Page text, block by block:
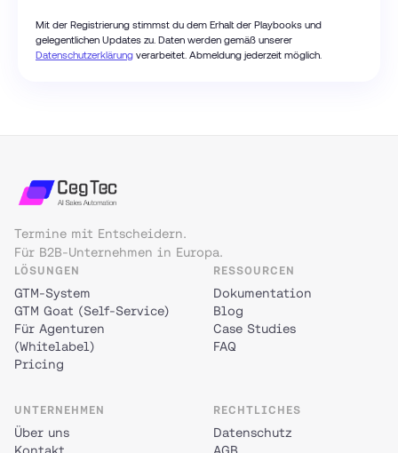
Mit der Registrierung stimmst du dem Erhalt der Playbooks und
gelegentlichen Updates zu. Daten werden gemäß unserer
Datenschutzerklärung verarbeitet. Abmeldung jederzeit möglich.
Termine mit Entscheidern.
Für B2B-Unternehmen in Europa.
LÖSUNGEN
GTM-System
GTM Goat (Self-Service)
Für Agenturen
(Whitelabel)
Pricing
RESSOURCEN
Dokumentation
Blog
Case Studies
FAQ
UNTERNEHMEN
Über uns
RECHTLICHES
Datenschutz